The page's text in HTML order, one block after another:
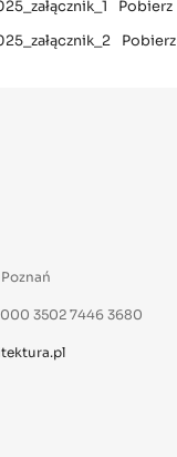
Pobierz
Pobierz
3502 7446 3680